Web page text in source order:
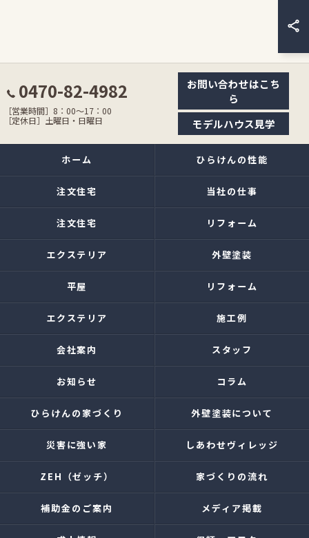
0470-82-4982
［営業時間］8：00〜17：00
［定休日］土曜日・日曜日
お問い合わせはこち
ら
モデルハウス見学
ホーム ひらけんの性能
注文住宅 当社の仕事
注文住宅 リフォーム
エクステリア 外壁塗装
平屋 リフォーム
エクステリア 施工例
会社案内 スタッフ
お知らせ コラム
ひらけんの家づくり 外壁塗装について
災害に強い家 しあわせヴィレッジ
ZEH（ゼッチ） 家づくりの流れ
補助金のご案内 メディア掲載